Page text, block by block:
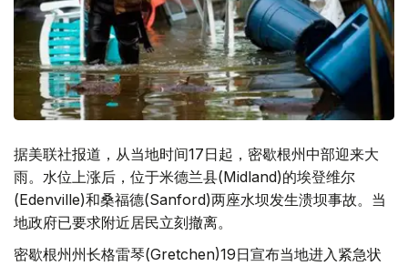
据美联社报道，从当地时间17日起，密歇根州中部迎来大
雨。水位上涨后，位于米德兰县(Midland)的埃登维尔
(Edenville)和桑福德(Sanford)两座水坝发生溃坝事故。当
地政府已要求附近居民立刻撤离。
密歇根州州长格雷琴(Gretchen)19日宣布当地进入紧急状